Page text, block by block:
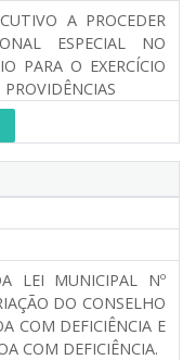
A PROCEDER
ESPECIAL NO
PARA O EXERCÍCIO
LEI MUNICIPAL Nº
DO CONSELHO
COM DEFICIÊNCIA E
COM DEFICIÊNCIA.